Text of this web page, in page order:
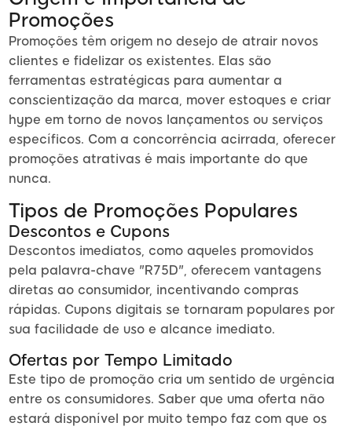
Promoções
Promoções têm origem no desejo de atrair novos
clientes e fidelizar os existentes. Elas são
ferramentas estratégicas para aumentar a
conscientização da marca, mover estoques e criar
hype em torno de novos lançamentos ou serviços
específicos. Com a concorrência acirrada, oferecer
promoções atrativas é mais importante do que
nunca.
Tipos de Promoções Populares
Descontos e Cupons
Descontos imediatos, como aqueles promovidos
pela palavra-chave "R75D", oferecem vantagens
diretas ao consumidor, incentivando compras
rápidas. Cupons digitais se tornaram populares por
sua facilidade de uso e alcance imediato.
Ofertas por Tempo Limitado
Este tipo de promoção cria um sentido de urgência
entre os consumidores. Saber que uma oferta não
estará disponível por muito tempo faz com que os